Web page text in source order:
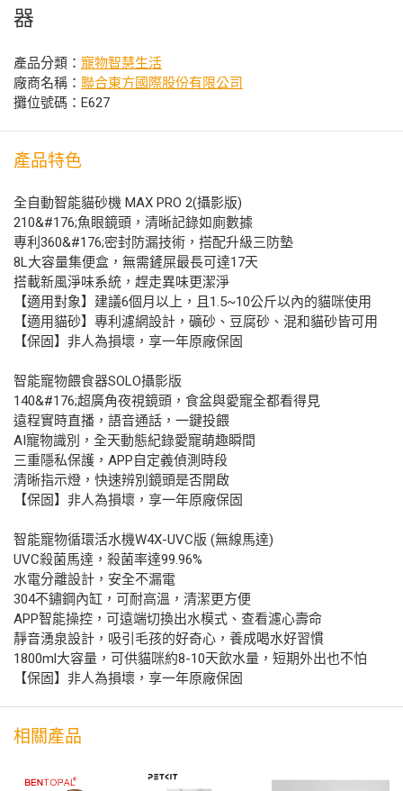
器
產品分類： 寵物智慧生活
廠商名稱： 聯合東方國際股份有限公司
攤位號碼：E627
產品特色
全自動智能貓砂機 MAX PRO 2(攝影版)
210&#176;魚眼鏡頭，清晰記錄如廁數據
專利360&#176;密封防漏技術，搭配升級三防墊
8L大容量集便盒，無需鏟屎最長可達17天
搭載新風淨味系統，趕走異味更潔淨
【適用對象】建議6個月以上，且1.5~10公斤以內的貓咪使用
【適用貓砂】專利濾網設計，礦砂、豆腐砂、混和貓砂皆可用
【保固】非人為損壞，享一年原廠保固
智能寵物餵食器SOLO攝影版
140&#176;超廣角夜視鏡頭，食盆與愛寵全都看得見
遠程實時直播，語音通話，一鍵投餵
AI寵物識別，全天動態紀錄愛寵萌趣瞬間
三重隱私保護，APP自定義偵測時段
清晰指示燈，快速辨別鏡頭是否開啟
【保固】非人為損壞，享一年原廠保固
智能寵物循環活水機W4X-UVC版 (無線馬達)
UVC殺菌馬達，殺菌率達99.96%
水電分離設計，安全不漏電
304不鏽鋼內缸，可耐高溫，清潔更方便
APP智能操控，可遠端切換出水模式、查看濾心壽命
靜音湧泉設計，吸引毛孩的好奇心，養成喝水好習慣
1800ml大容量，可供貓咪約8-10天飲水量，短期外出也不怕
【保固】非人為損壞，享一年原廠保固
相關產品